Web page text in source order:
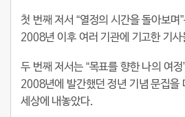
첫 번째 저서 “열정의 시간을 돌아보며
2008년 이후 여러 기관에 기고한 기사
두 번째 저서는 “목표를 향한 나의 여
2008년에 발간했던 정년 기념 문집을
세상에 내놓았다.